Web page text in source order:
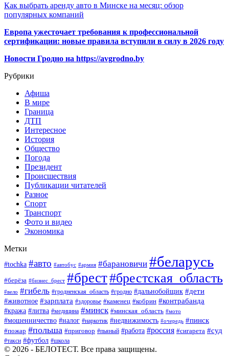
Как выбрать аренду авто в Минске на месяц: обзор
популярных компаний
Европа ужесточает требования к профессиональной
сертификации: новые правила вступили в силу в 2026 году
Новости Гродно на https://avgrodno.by
Рубрики
Афиша
В мире
Граница
ДТП
Интересное
История
Общество
Погода
Президент
Происшествия
Публикации читателей
Разное
Спорт
Транспорт
Фото и видео
Экономика
Метки
#tochka #авто #автобус #армия #барановичи #беларусь
#берёза #бизнес_брест #брест#брестская_область
#вело #гибель #гродненская_область #гродно #дальнобойщик #дети
#животное #зарплата #здоровье #каменец #кобрин #контрабанда
#кража #литва #медицина #минск #минская_область #мото
#мошенничество #налог #наркотик #недвижимость #очередь #пинск
#пожар #польша #приговор #пьяный #работа #россия #сигарета #суд
#такси #футбол #школа
© 2026 - БЕЛОТЕСТ. Все права защищены.